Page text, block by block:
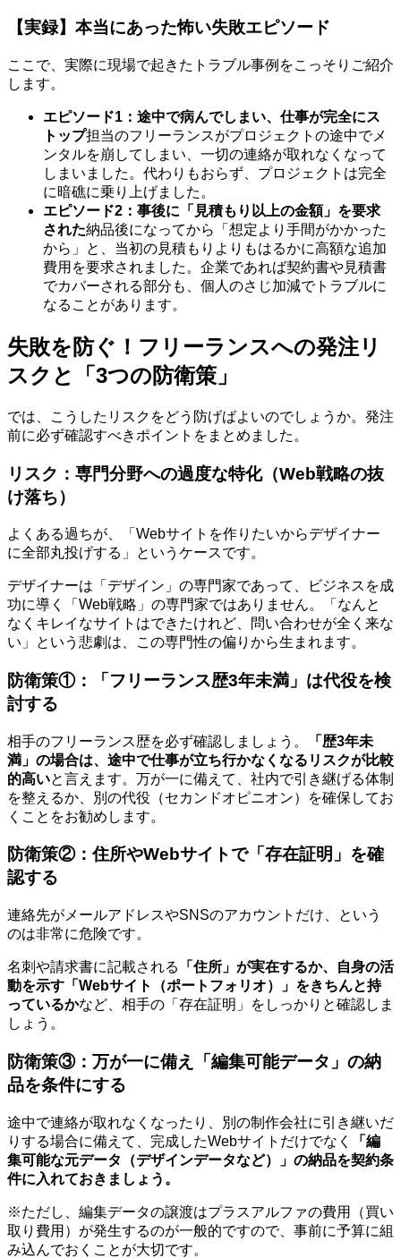
【実録】本当にあった怖い失敗エピソード
ここで、実際に現場で起きたトラブル事例をこっそりご紹介
します。
エピソード1：途中で病んでしまい、仕事が完全にス
トップ担当のフリーランスがプロジェクトの途中でメ
ンタルを崩してしまい、一切の連絡が取れなくなって
しまいました。代わりもおらず、プロジェクトは完全
に暗礁に乗り上げました。
エピソード2：事後に「見積もり以上の金額」を要求
された納品後になってから「想定より手間がかかった
から」と、当初の見積もりよりもはるかに高額な追加
費用を要求されました。企業であれば契約書や見積書
でカバーされる部分も、個人のさじ加減でトラブルに
なることがあります。
失敗を防ぐ！フリーランスへの発注リ
スクと「3つの防衛策」
では、こうしたリスクをどう防げばよいのでしょうか。発注
前に必ず確認すべきポイントをまとめました。
リスク：専門分野への過度な特化（Web戦略の抜
け落ち）
よくある過ちが、「Webサイトを作りたいからデザイナー
に全部丸投げする」というケースです。
デザイナーは「デザイン」の専門家であって、ビジネスを成
功に導く「Web戦略」の専門家ではありません。「なんと
なくキレイなサイトはできたけれど、問い合わせが全く来な
い」という悲劇は、この専門性の偏りから生まれます。
防衛策①：「フリーランス歴3年未満」は代役を検
討する
相手のフリーランス歴を必ず確認しましょう。
「歴3年未
満」の場合は、途中で仕事が立ち行かなくなるリスクが比較
的高いと言えます。万が一に備えて、社内で引き継げる体制
を整えるか、別の代役（セカンドオピニオン）を確保してお
くことをお勧めします。
防衛策②：住所やWebサイトで「存在証明」を確
認する
連絡先がメールアドレスやSNSのアカウントだけ、という
のは非常に危険です。
名刺や請求書に記載される
「住所」が実在するか、自身の活
動を示す「Webサイト（ポートフォリオ）」をきちんと持
っているかなど、相手の「存在証明」をしっかりと確認しま
しょう。
防衛策③：万が一に備え「編集可能データ」の納
品を条件にする
途中で連絡が取れなくなったり、別の制作会社に引き継いだ
りする場合に備えて、完成したWebサイトだけでなく
「編
集可能な元データ（デザインデータなど）」の納品を契約条
件に入れておきましょう。
※ただし、編集データの譲渡はプラスアルファの費用（買い
取り費用）が発生するのが一般的ですので、事前に予算に組
み込んでおくことが大切です。